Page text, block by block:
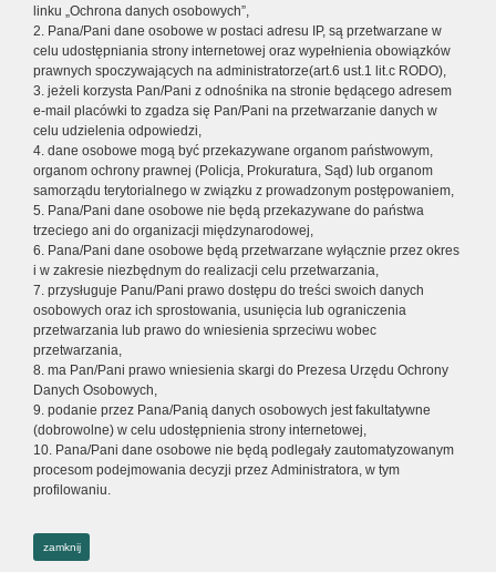
linku „Ochrona danych osobowych”,
2. Pana/Pani dane osobowe w postaci adresu IP, są przetwarzane w
celu udostępniania strony internetowej oraz wypełnienia obowiązków
prawnych spoczywających na administratorze(art.6 ust.1 lit.c RODO),
3. jeżeli korzysta Pan/Pani z odnośnika na stronie będącego adresem
e-mail placówki to zgadza się Pan/Pani na przetwarzanie danych w
celu udzielenia odpowiedzi,
4. dane osobowe mogą być przekazywane organom państwowym,
organom ochrony prawnej (Policja, Prokuratura, Sąd) lub organom
samorządu terytorialnego w związku z prowadzonym postępowaniem,
5. Pana/Pani dane osobowe nie będą przekazywane do państwa
trzeciego ani do organizacji międzynarodowej,
6. Pana/Pani dane osobowe będą przetwarzane wyłącznie przez okres
i w zakresie niezbędnym do realizacji celu przetwarzania,
7. przysługuje Panu/Pani prawo dostępu do treści swoich danych
osobowych oraz ich sprostowania, usunięcia lub ograniczenia
przetwarzania lub prawo do wniesienia sprzeciwu wobec
przetwarzania,
8. ma Pan/Pani prawo wniesienia skargi do Prezesa Urzędu Ochrony
Danych Osobowych,
9. podanie przez Pana/Panią danych osobowych jest fakultatywne
(dobrowolne) w celu udostępnienia strony internetowej,
10. Pana/Pani dane osobowe nie będą podlegały zautomatyzowanym
procesom podejmowania decyzji przez Administratora, w tym
profilowaniu.
zamknij